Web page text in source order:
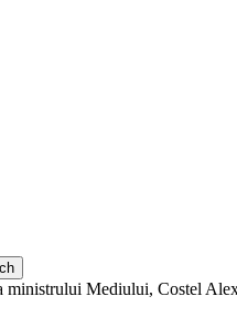
ministrului Mediului, Costel